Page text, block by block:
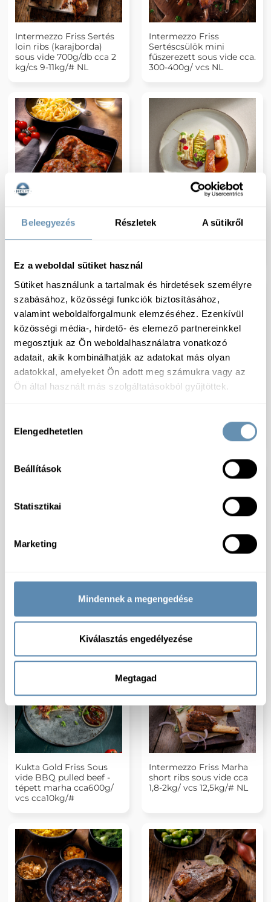
Beleegyezés Részletek A sütikről
Ez a weboldal sütiket használ
Sütiket használunk a tartalmak és hirdetések személyre
szabásához, közösségi funkciók biztosításához,
valamint weboldalforgalmunk elemzéséhez. Ezenkívül
közösségi média-, hirdető- és elemező partnereinkkel
megosztjuk az Ön weboldalhasználatra vonatkozó
adatait, akik kombinálhatják az adatokat más olyan
adatokkal, amelyeket Ön adott meg számukra vagy az
Ön által használt más szolgáltatásokból gyűjtöttek.
kiválasztása
Elengedhetetlen
Beállítások
Statisztikai
Marketing
Mindennek a megengedése
Kiválasztás engedélyezése
Megtagad
Intermezzo Friss Sertés
loin ribs (karajborda)
sous vide 700g/db cca 2
kg/cs 9-11kg/# NL
Intermezzo Friss
Sertéscsülök mini
fűszerezett sous vide cca.
300-400g/ vcs NL
Intermezzo Friss
Borjúlábszár szeletek
Ossobuco sous vide 1,0-
Kukta Gold Friss Sous
vide császárhús
csülök vcs 500-600g
Kukta Gold Friss Sous
vide BBQ Angus marha
oldalas vcs 300-500g 5-
9kg/#
Kukta Gold Friss Sous
vide fél pecsenye kacsa
cca500g/db cca10kg/#
Kukta Gold Friss Sous
vide BBQ pulled beef -
tépett marha cca600g/
vcs cca10kg/#
Intermezzo Friss Marha
short ribs sous vide cca
1,8-2kg/ vcs 12,5kg/# NL